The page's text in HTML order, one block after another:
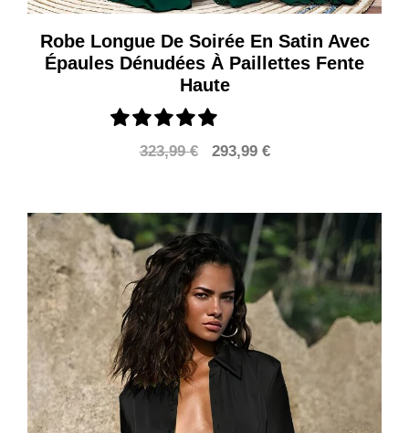
Robe Longue De Soirée En Satin Avec
Épaules Dénudées À Paillettes Fente
Haute
323,99€
Le
était :
323,99 €.
293,99 €Le
est :
293,99 €.